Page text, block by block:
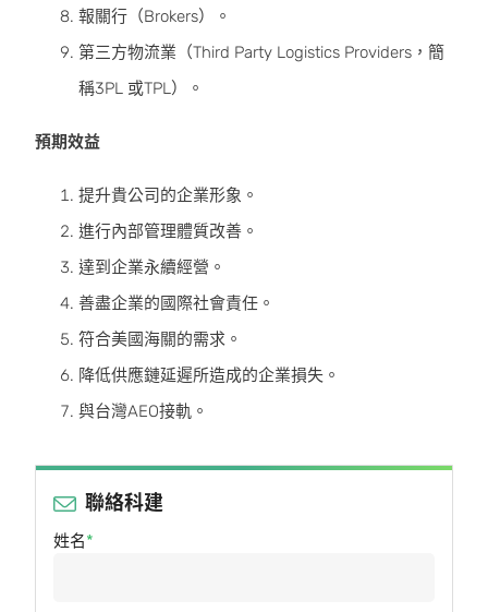
報關行（Brokers）。
第三方物流業（Third Party Logistics Providers，簡
稱3PL 或TPL）。
預期效益
提升貴公司的企業形象。
進行內部管理體質改善。
達到企業永續經營。
善盡企業的國際社會責任。
符合美國海關的需求。
降低供應鏈延遲所造成的企業損失。
與台灣AEO接軌。
聯絡科建
姓名